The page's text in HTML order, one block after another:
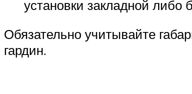
установки закладной либо
Обязательно учитывайте
гардин.